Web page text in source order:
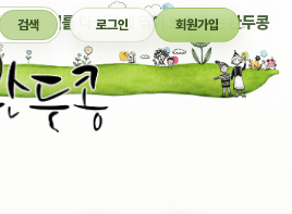
이야기를 다정하게 엮어 보여주는 완두콩
검색 로그인 회원가입